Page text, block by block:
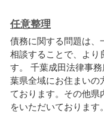
任意整理
債務に関する問題は、
相談することで、より
す。 千葉成田法律事
葉県全域にお住まいの
ております。その他県
をいただいております